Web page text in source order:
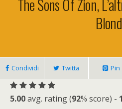
The Sons Of Zion,
Condividi Twitta Pin
5.00avg. rating (92% score) - 1